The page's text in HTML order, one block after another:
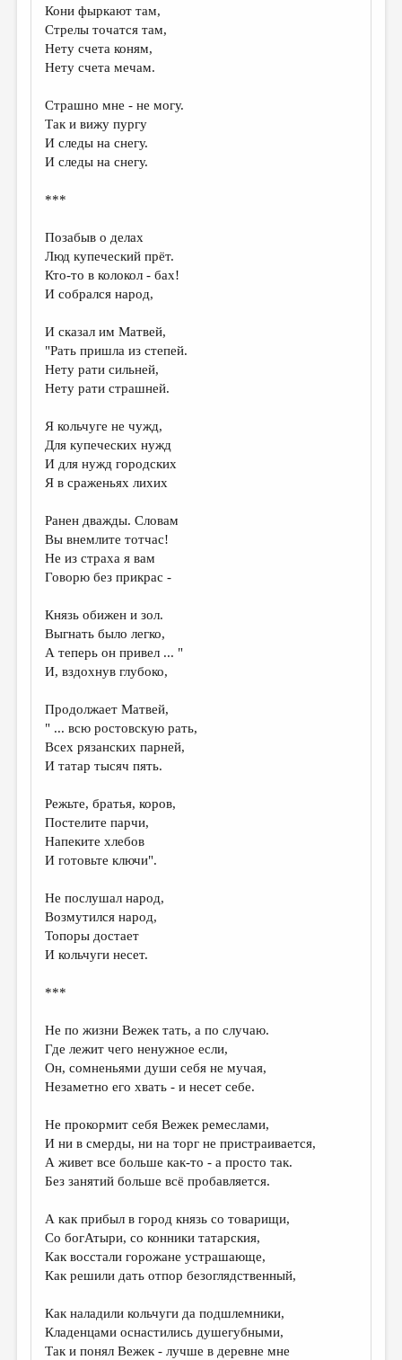
МЕДИА
ВКОНТАКТЕ
Кони фыркают там,
Стрелы точатся там,
Нету счета коням,
Нету счета мечам.
Страшно мне - не могу.
Так и вижу пургу
И следы на снегу.
И следы на снегу.
***
Позабыв о делах
Люд купеческий прёт.
Кто-то в колокол - бах!
И собрался народ,
И сказал им Матвей,
"Рать пришла из степей.
Нету рати сильней,
Нету рати страшней.
Я кольчуге не чужд,
Для купеческих нужд
И для нужд городских
Я в сраженьях лихих
Ранен дважды. Словам
Вы внемлите тотчас!
Не из страха я вам
Говорю без прикрас -
Князь обижен и зол.
Выгнать было легко,
А теперь он привел ... "
И, вздохнув глубоко,
Продолжает Матвей,
" ... всю ростовскую рать,
Всех рязанских парней,
И татар тысяч пять.
Режьте, братья, коров,
Постелите парчи,
Напеките хлебов
И готовьте ключи".
Не послушал народ,
Возмутился народ,
Топоры достает
И кольчуги несет.
***
Не по жизни Вежек тать, а по случаю.
Где лежит чего ненужное если,
Он, сомненьями души себя не мучая,
Незаметно его хвать - и несет себе.
Не прокормит себя Вежек ремеслами,
И ни в смерды, ни на торг не пристраивается,
А живет все больше как-то - а просто так.
Без занятий больше всё пробавляется.
А как прибыл в город князь со товарищи,
Со богАтыри, со конники татарския,
Как восстали горожане устрашающе,
Как решили дать отпор безоглядственный,
Как наладили кольчуги да подшлемники,
Кладенцами оснастились душегубными,
Так и понял Вежек - лучше в деревне мне